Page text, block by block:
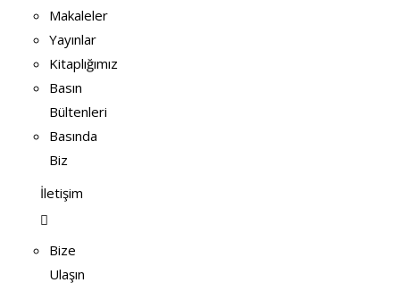
Makaleler
Yayınlar
Kitaplığımız
Basın
Bültenleri
Basında
Biz
İletişim
Bize
Ulaşın